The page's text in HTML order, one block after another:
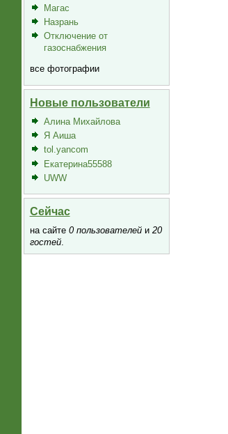
Магас
Назрань
Отключение от
газоснабжения
все фотографии
Новые пользователи
Алина Михайлова
Я Аиша
tol.yancom
Екатерина55588
UWW
Сейчас
на сайте 0 пользователейи 20
гостей.